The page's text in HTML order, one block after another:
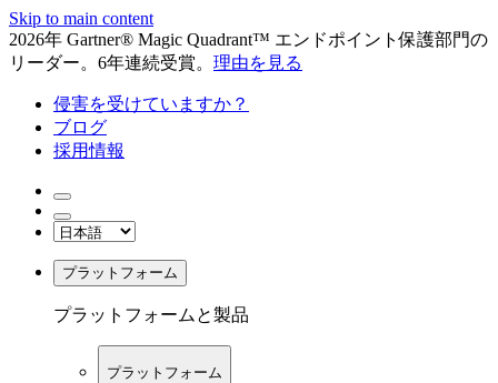
Skip to main content
2026年 Gartner® Magic Quadrant™ エンドポイント保護部門の
リーダー。6年連続受賞。 理由を見る
侵害を受けていますか？
ブログ
採用情報
プラットフォーム
プラットフォームと製品
プラットフォーム